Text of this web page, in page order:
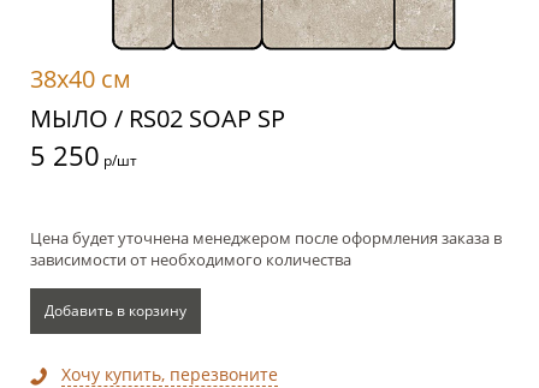
38x40 см
МЫЛО / RS02 SOAP SP
5 250 р/шт
Цена будет уточнена менеджером после оформления заказа в
зависимости от необходимого количества
Добавить в корзину
Хочу купить, перезвоните